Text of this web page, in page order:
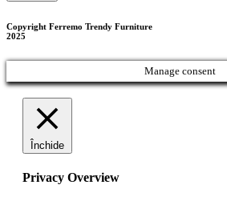
Copyright Ferremo Trendy Furniture
2025
Manage consent
Închide
Privacy Overview